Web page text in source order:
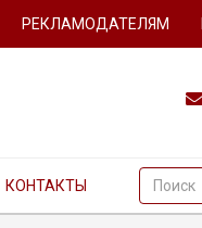
РЕКЛАМОДАТЕЛЯМ
КОНТАКТЫ